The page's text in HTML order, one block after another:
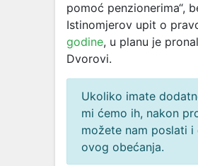
pomoć penzionerima“,
Istinomjerov upit o
godine, u planu je
Dvorovi.
Ukoliko imate
mi ćemo ih, nakon
možete nam poslati
ovog obećanja.